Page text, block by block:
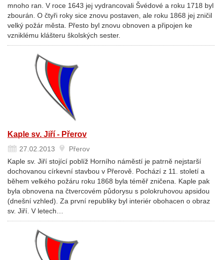
mnoho ran. V roce 1643 jej vydrancovali Švédové a roku 1718 byl
zbourán. O čtyři roky sice znovu postaven, ale roku 1868 jej zničil
velký požár města. Přesto byl znovu obnoven a připojen ke
vzniklému klášteru školských sester.
Kaple sv. Jiří - Přerov
27.02.2013
Přerov
Kaple sv. Jiří stojící poblíž Horního náměstí je patrně nejstarší
dochovanou církevní stavbou v Přerově. Pochází z 11. století a
během velkého požáru roku 1868 byla téměř zničena. Kaple pak
byla obnovena na čtvercovém půdorysu s polokruhovou apsidou
(dnešní vzhled). Za první republiky byl interiér obohacen o obraz
sv. Jiří. V letech…